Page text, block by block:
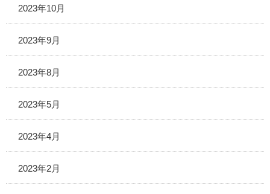
2023年10月
2023年9月
2023年8月
2023年5月
2023年4月
2023年2月